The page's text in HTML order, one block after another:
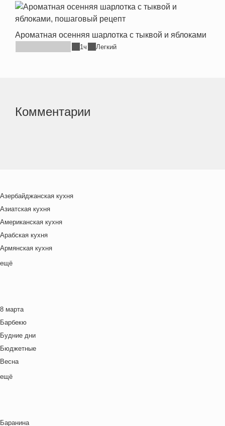
Ароматная осенняя шарлотка с тыквой и яблоками
1ч Легкий
Комментарии
Азербайджанская кухня
Азиатская кухня
Американская кухня
Арабская кухня
Армянская кухня
Белорусская
Венгерская кухня
Греческая кухня
Грузинская кухня
Еврейская кухня
Европейская кухня
Индийская кухня
ещё
8 марта
Барбекю
Будние дни
Бюджетные
Весна
Выходные дни
ещё
Баранина